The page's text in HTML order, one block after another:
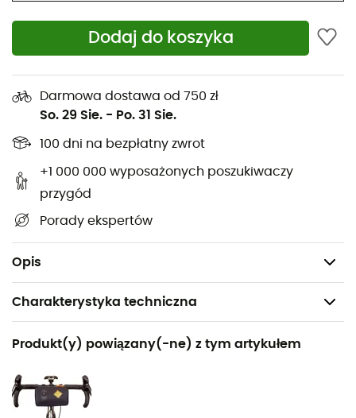
Dodaj do koszyka
Darmowa dostawa od 750 zł
So. 29 Sie. - Po. 31 Sie.
100 dni na bezpłatny zwrot
+1 000 000 wyposażonych poszukiwaczy
przygód
Porady ekspertów
Opis
Torba na siodełko z zamkiem
Materiał: poliamid ripstop
Uchwyt na lampkę migającą
Odblaskowe nadruki 3M dla lepszej widoczności
Wytrzymały materiał zewnętrzny i zmywalny od
100% z resztek tkanin
Waga: 45g
Charakterystyka techniczna
Polecane dla
Turystyka piesza / Rower
Rodzaj
Mężczyźni / Kobiety
Produkt(y) powiązany(-ne) z tym artykułem